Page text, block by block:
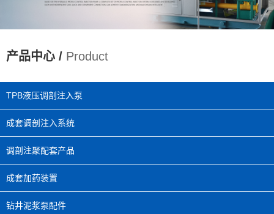
产品中心 / Product
TPB液压调剖注入泵
成套调剖注入系统
调剖注聚配套产品
成套加药装置
钻井泥浆泵配件